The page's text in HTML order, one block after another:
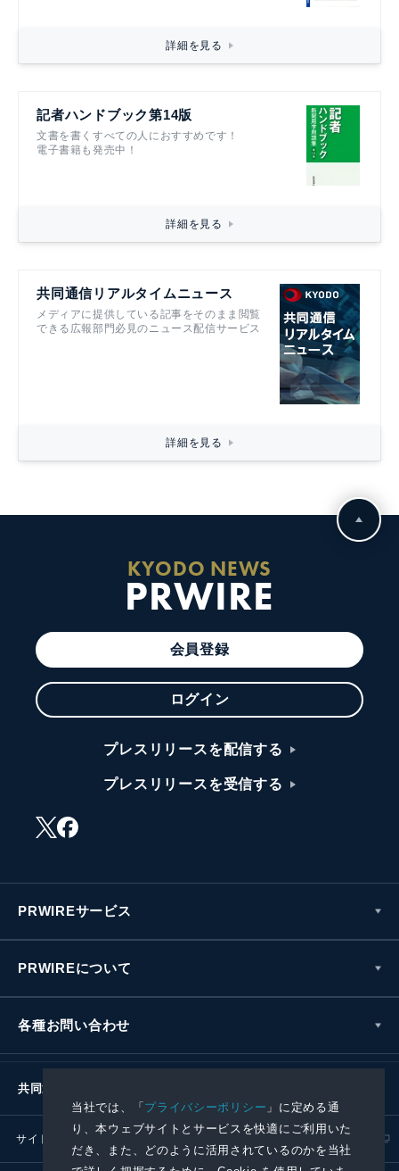
当社では、「プライバシーポリシー 」に定める通
り、本ウェブサイトとサービスを快適にご利用いた
だき、また、どのように活用されているのかを当社
詳細を見る
記者ハンドブック第14版
文書を書くすべての人におすすめです！
電子書籍も発売中！
詳細を見る
共同通信リアルタイムニュース
メディアに提供している記事をそのまま閲覧
できる広報部門必見のニュース配信サービス
詳細を見る
KYODO NEWS
PRWIRE
会員登録
ログイン
プレスリリースを配信する
プレスリリースを受信する
PRWIREサービス
PRWIREについて
各種お問い合わせ
共同通信社グループ
サイトポリシー